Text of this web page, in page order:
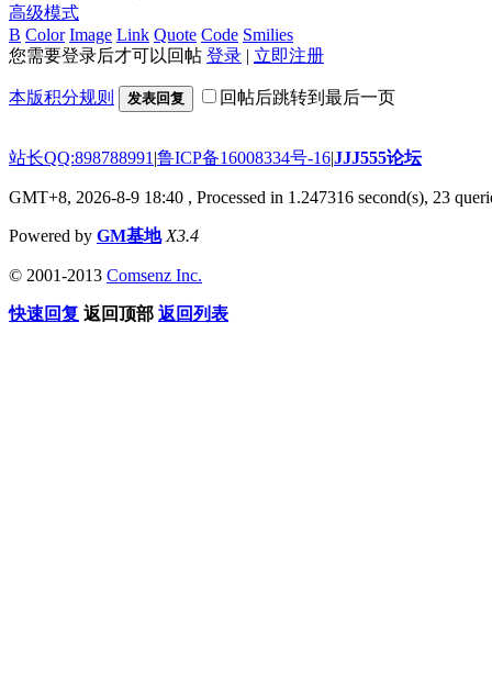
高级模式
B Color Image Link Quote Code Smilies
您需要登录后才可以回帖 登录 | 立即注册
本版积分规则 发表回复 回帖后跳转到最后一页
站长QQ:898788991 |鲁ICP备16008334号-16|JJJ555论坛
GMT+8, 2026-8-9 18:40 , Processed in 1.247316 second(s), 23
Powered by GM基地 X3.4
© 2001-2013 Comsenz Inc.
快速回复 返回顶部 返回列表